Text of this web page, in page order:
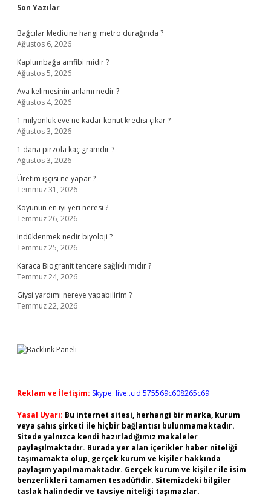
Sidebar
Son Yazılar
Bağcılar Medicine hangi metro durağında ?
Ağustos 6, 2026
Kaplumbağa amfibi midir ?
Ağustos 5, 2026
Ava kelimesinin anlamı nedir ?
Ağustos 4, 2026
1 milyonluk eve ne kadar konut kredisi çıkar ?
Ağustos 3, 2026
1 dana pirzola kaç gramdır ?
Ağustos 3, 2026
Üretim işçisi ne yapar ?
Temmuz 31, 2026
Koyunun en iyi yeri neresi ?
Temmuz 26, 2026
Indüklenmek nedir biyoloji ?
Temmuz 25, 2026
Karaca Biogranit tencere sağlıklı mıdır ?
Temmuz 24, 2026
Giysi yardımı nereye yapabilirim ?
Temmuz 22, 2026
Reklam ve İletişim: Skype: live:.cid.575569c608265c69
Yasal Uyarı: Bu internet sitesi, herhangi bir marka, kurum
veya şahıs şirketi ile hiçbir bağlantısı bulunmamaktadır.
Sitede yalnızca kendi hazırladığımız makaleler
paylaşılmaktadır. Burada yer alan içerikler haber niteliği
taşımamakta olup, gerçek kurum ve kişiler hakkında
paylaşım yapılmamaktadır. Gerçek kurum ve kişiler ile isim
benzerlikleri tamamen tesadüfidir. Sitemizdeki bilgiler
taslak halindedir ve tavsiye niteliği taşımazlar.